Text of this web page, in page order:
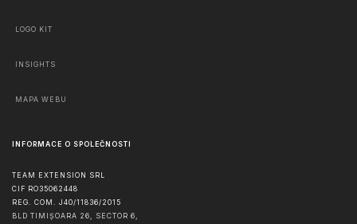
LOGO KIT
INSIGHTS
MAPA WEBU
INFORMACE O SPOLEČNOSTI
TEAM EXTENSION SRL
CIF RO35062448
REG. COM. J40/11836/2015
BLD TIMIȘOARA 26, SECTOR 6,